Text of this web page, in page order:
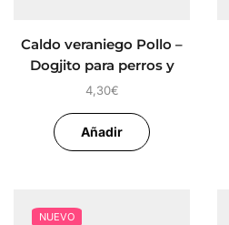
Caldo veraniego Pollo –
Dogjito para perros y
gatos
4,30€
Añadir
NUEVO